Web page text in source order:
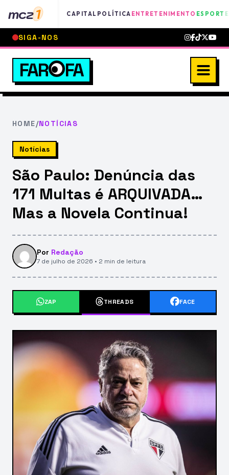
mcz1 CAPITAL POLÍTICA ENTRETENIMENTO
SIGA-NOS
FAR FA
HOME/NOTÍCIAS
Notícias
São Paulo: Denúncia das
171 Multas é ARQUIVADA…
Mas a Novela Continua!
Por Redação
7 de julho de 2026 • 2 min de leitura
ZAP THREADS FACE